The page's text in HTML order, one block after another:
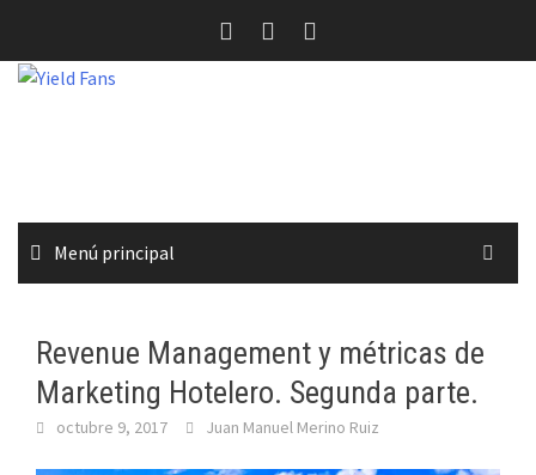
contenido
Menú principal
Revenue Management y métricas de
Marketing Hotelero. Segunda parte.
octubre 9, 2017 Juan Manuel Merino Ruiz